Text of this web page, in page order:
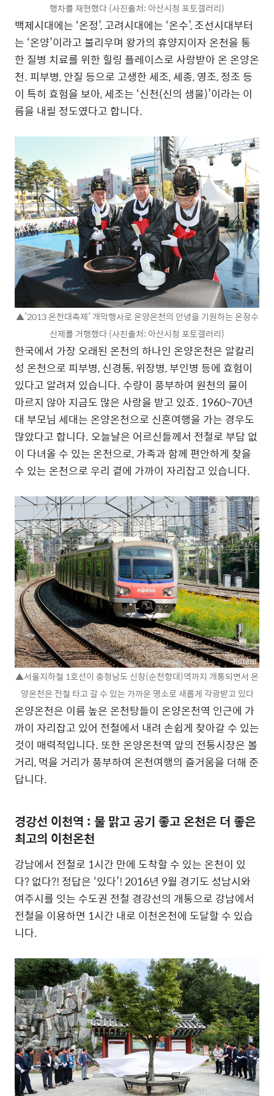
행차를 재현했다 (사진출처: 아산시청 포토갤러리)
백제시대에는 ‘온정’, 고려시대에는 ‘온수’, 조선시대부터
는 ‘온양’이라고 불리우며 왕가의 휴양지이자 온천을 통
한 질병 치료를 위한 힐링 플레이스로 사랑받아 온 온양온
천. 피부병, 안질 등으로 고생한 세조, 세종, 영조, 정조 등
이 특히 효험을 보아, 세조는 ‘신천(신의 샘물)’이라는 이
름을 내릴 정도였다고 합니다.
▲’2013 온천대축제’ 개막행사로 온양온천의 안녕을 기원하는 온정수
신제를 거행했다 (사진출처: 아산시청 포토갤러리)
한국에서 가장 오래된 온천의 하나인 온양온천은 알칼리
성 온천으로 피부병, 신경통, 위장병, 부인병 등에 효험이
있다고 알려져 있습니다. 수량이 풍부하여 원천의 물이
마르지 않아 지금도 많은 사랑을 받고 있죠. 1960~70년
대 부모님 세대는 온양온천으로 신혼여행을 가는 경우도
많았다고 합니다. 오늘날은 어르신들께서 전철로 부담 없
이 다녀올 수 있는 온천으로, 가족과 함께 편안하게 찾을
수 있는 온천으로 우리 곁에 가까이 자리잡고 있습니다.
▲서울지하철 1호선이 충청남도 신창(순천향대)역까지 개통되면서 온
양온천은 전철 타고 갈 수 있는 가까운 명소로 새롭게 각광받고 있다
온양온천은 이름 높은 온천탕들이 온양온천역 인근에 가
까이 자리잡고 있어 전철에서 내려 손쉽게 찾아갈 수 있는
것이 매력적입니다. 또한 온양온천역 앞의 전통시장은 볼
거리, 먹을 거리가 풍부하여 온천여행의 즐거움을 더해 준
답니다.
경강선 이천역 : 물 맑고 공기 좋고 온천은 더 좋은
최고의 이천온천
강남에서 전철로 1시간 만에 도착할 수 있는 온천이 있
다? 없다?! 정답은 ‘있다’! 2016년 9월 경기도 성남시와
여주시를 잇는 수도권 전철 경강선의 개통으로 강남에서
전철을 이용하면 1시간 내로 이천온천에 도달할 수 있습
니다.